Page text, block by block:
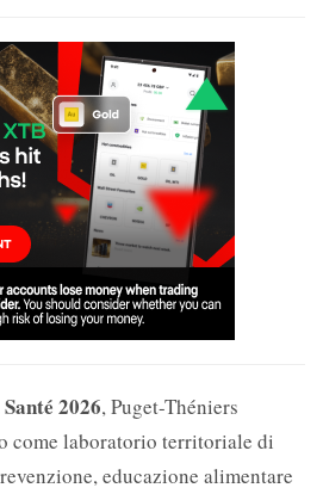
2026, Puget-Théniers
come laboratorio territoriale di
educazione alimentare